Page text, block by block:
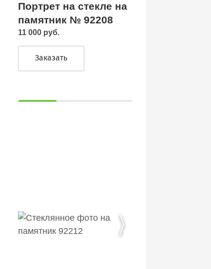
Портрет на стекле на
памятник № 92208
11 000 руб.
Заказать